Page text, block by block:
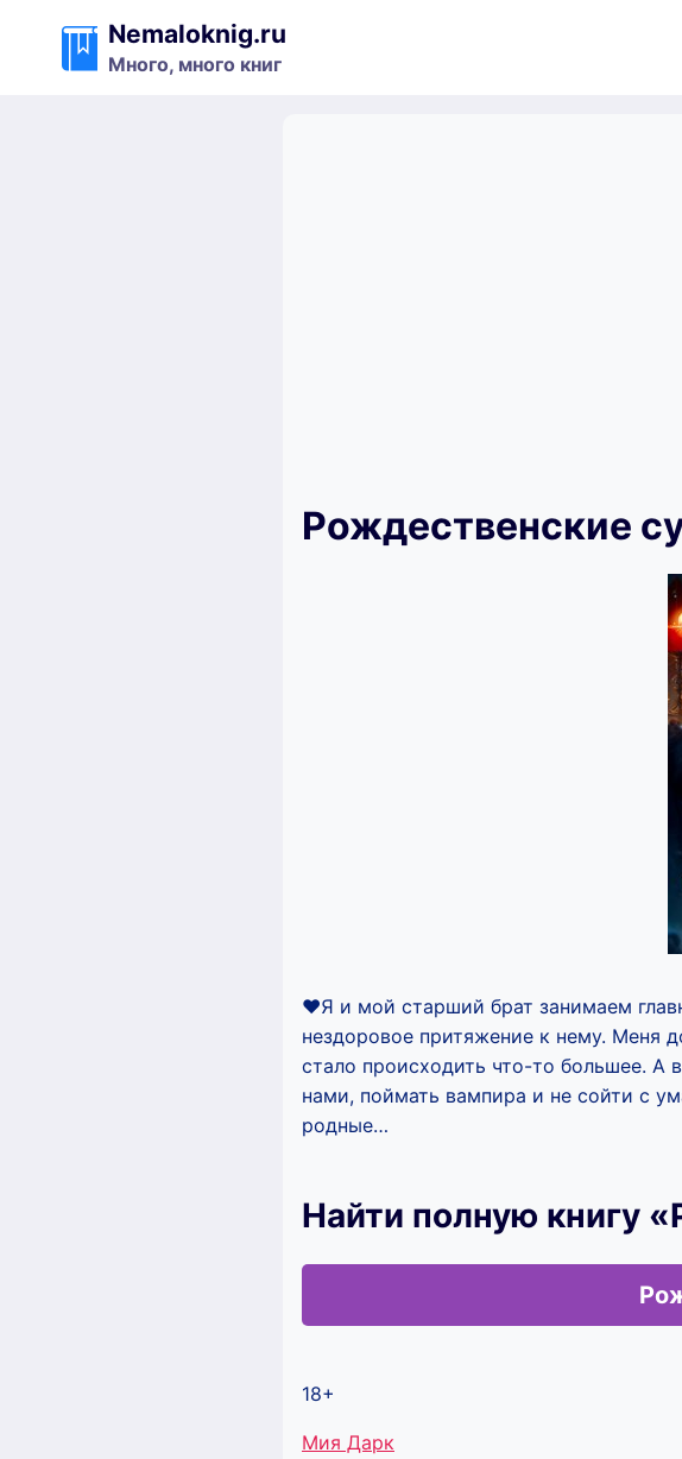
содержимому
Nemaloknig.ru
Много, много книг
Рождественские
❤️Я и мой старший брат занимаем
нездоровое притяжение к нему.
стало происходить что-то большее. А
нами, поймать вампира и не сойти с
родные…
Найти полную книгу
18+
Метки
Мия Дарк